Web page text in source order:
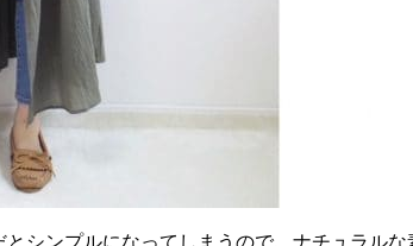
シンプルになってしまうので、ナチュラル